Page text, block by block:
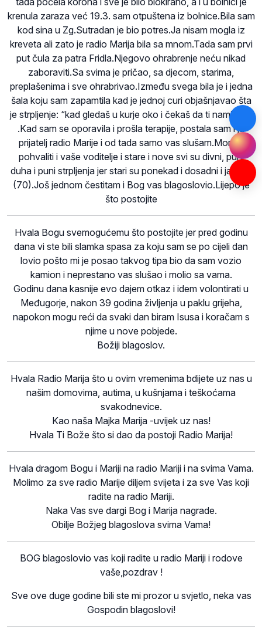
krenula zaraza već 19.3. sam otpuštena iz bolnice.Bila sam
kod sina u Zg.Sutradan je bio potres.Ja nisam mogla iz
kreveta ali zato je radio Marija bila sa mnom.Tada sam prvi
put čula za patra Fridla.Njegovo ohrabrenje neću nikad
zaboraviti.Sa svima je pričao, sa djecom, starima,
preplašenima i sve ohrabrivao.Između svega bila je i jedna
šala koju sam zapamtila kad je jednoj curi objašnjavao šta
je strpljenje: “kad gledaš u kurje oko i čekaš da ti namigne”
.Kad sam se oporavila i prošla terapije, postala sam i ja
prijatelj radio Marije i od tada samo vas slušam.Moram
pohvaliti i vaše voditelje i stare i nove svi su divni, puni
duha i puni strpljenja jer stari su ponekad i dosadni i ja sam
(70).Još jednom čestitam i Bog vas blagoslovio.Lijepo je
što postojite
Hvala Bogu svemogućemu što postojite jer pred godinu
dana vi ste bili slamka spasa za koju sam se po cijeli dan
lovio pošto mi je posao takvog tipa bio da sam vozio
kamion i neprestano vas slušao i molio sa vama.
Godinu dana kasnije evo dajem otkaz i idem volontirati u
Međugorje, nakon 39 godina življenja u paklu grijeha,
napokon mogu reći da svaki dan biram Isusa i koračam s
njime u nove pobjede.
Božiji blagoslov.
Hvala Radio Marija što u ovim vremenima bdijete uz nas u
našim domovima, autima, u kušnjama i teškoćama
svakodnevice.
Kao naša Majka Marija -uvijek uz nas!
Hvala Ti Bože što si dao da postoji Radio Marija!
Hvala dragom Bogu i Mariji na radio Mariji i na svima Vama.
Molimo za sve radio Marije diljem svijeta i za sve Vas koji
radite na radio Mariji.
Naka Vas sve dargi Bog i Marija nagrade.
Obilje Božjeg blagoslova svima Vama!
BOG blagoslovio vas koji radite u radio Mariji i rodove
vaše,pozdrav !
Sve ove duge godine bili ste mi prozor u svjetlo, neka vas
Gospodin blagoslovi!